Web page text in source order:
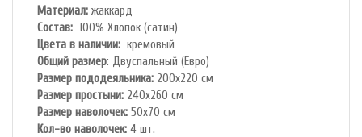
Материал:жаккард
Состав: 100% Хлопок (сатин)
Цвета в наличии: кремовый
Общий размер: Двуспальный (Евро)
Размер пододеяльника: 200х220 см
Размер простыни: 240х260 см
Размер наволочек: 50х70 см
Кол-во наволочек: 4 шт.